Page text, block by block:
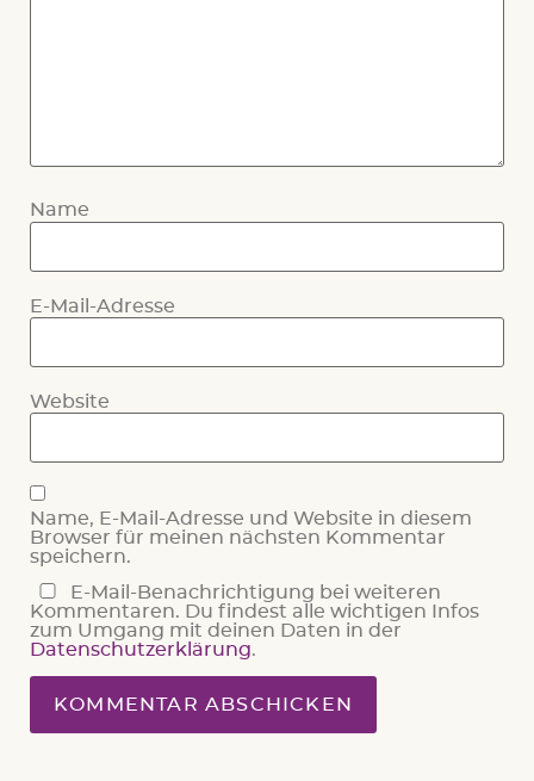
Name
E-Mail-Adresse
Website
Name, E-Mail-Adresse und Website in diesem
Browser für meinen nächsten Kommentar
speichern.
E-Mail-Benachrichtigung bei weiteren
Kommentaren. Du findest alle wichtigen Infos
zum Umgang mit deinen Daten in der
Datenschutzerklärung.